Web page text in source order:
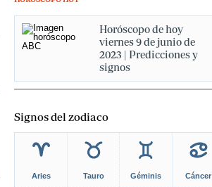
Horóscopo de hoy
viernes 9 de junio de
2023 | Predicciones y
signos
Signos del zodiaco
Aries Tauro Géminis Cáncer